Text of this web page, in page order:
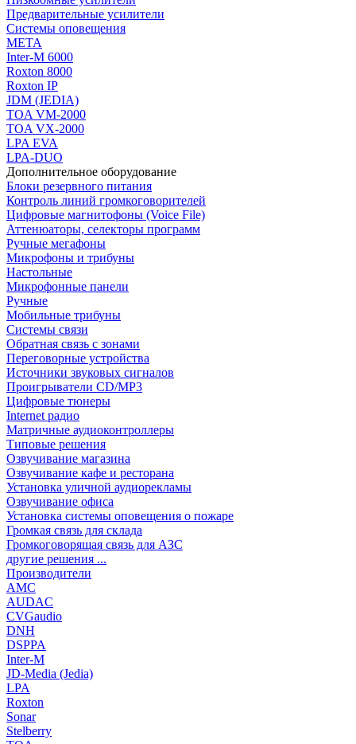
Предварительные усилители
Системы оповещения
МЕТА
Inter-M 6000
Roxton 8000
Roxton IP
JDM (JEDIA)
TOA VM-2000
TOA VX-2000
LPA EVA
LPA-DUO
Дополнительное оборудование
Блоки резервного питания
Контроль линий громкоговорителей
Цифровые магнитофоны (Voice File)
Аттенюаторы, селекторы программ
Ручные мегафоны
Микрофоны и трибуны
Настольные
Микрофонные панели
Ручные
Мобильные трибуны
Системы связи
Обратная связь с зонами
Переговорные устройства
Источники звуковых сигналов
Проигрыватели CD/MP3
Цифровые тюнеры
Internet радио
Матричные аудиоконтроллеры
Типовые решения
Озвучивание магазина
Озвучивание кафе и ресторана
Установка уличной аудиорекламы
Озвучивание офиса
Установка системы оповещения о пожаре
Громкая связь для склада
Громкоговорящая связь для АЗС
другие решения ...
Производители
AMC
AUDAC
CVGaudio
DNH
DSPPA
Inter-M
JD-Media (Jedia)
LPA
Roxton
Sonar
Stelberry